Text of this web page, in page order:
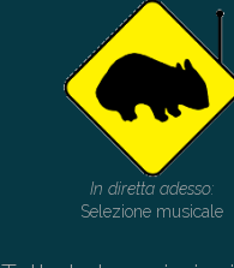
In diretta adesso:
Selezione musicale